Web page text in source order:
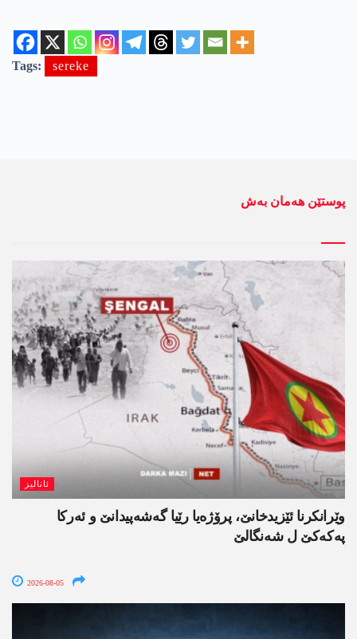
Tags: sereke
پوستێن ھەمان بەش
ئانالیز
وێرانکرنا ئێزیدخانێ، پرۆژەیا رێیا گەشەپیدانێ و ئەرکا
پەکەکێ ل شەنگالێ
2026-08-05